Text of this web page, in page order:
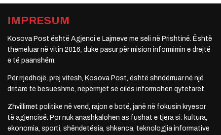
IMPRESUM
Kosova Post është Agjenci e Lajmeve me seli në Prishtinë. Është
themeluar në vitin 2016, duke pasur për mision informimin e drejtë
e të paanshëm.
Për rrjedhojë, prej vitesh, Kosova Post, është shndërruar në një
dritare të besueshme, nëpërmjet së cilës informohen qytetarët.
Zhvillimet politike në vend, rajon e botë, janë në fokusin kryesor
të agjencisë. Por nuk anashkalohen as fushat e tjera si: kultura,
ekonomia, sporti, shëndetësia, shkenca, teknologjia informative